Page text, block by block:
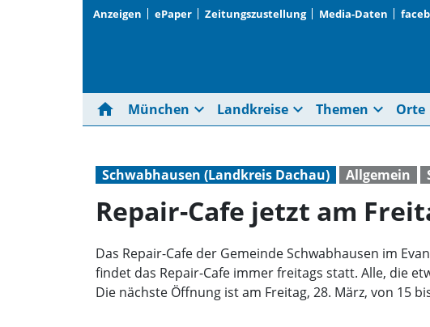
Anzeigen ePaper Zeitungszustellung Media-Daten
home München expand_more Landkreise expand_more Themen expand_more Orte
Schwabhausen (Landkreis Dachau) Allgemein
Repair-Cafe jetzt am
Das Repair-Cafe der Gemeinde Schwabhausen im
findet das Repair-Cafe immer freitags statt. Alle, die
Die nächste Öffnung ist am Freitag, 28. März, von 15